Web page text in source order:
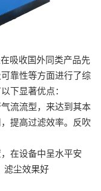
吸收国外同类产品先
靠性等方面进行了综
下显著优点：
流流型，来达到其本
提高过滤效率。反吹
在设备中呈水平安
滤尘效果好